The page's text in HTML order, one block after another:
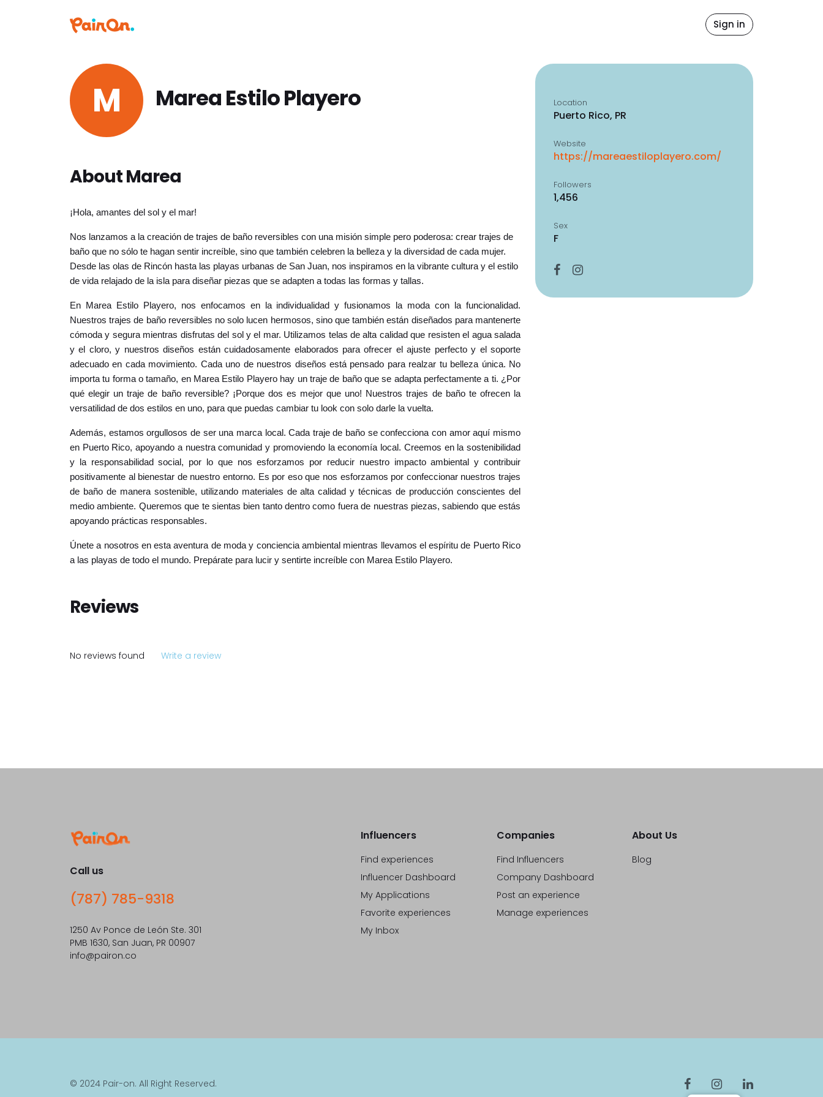
Sign in
M Marea Estilo Playero
About Marea
¡Hola, amantes del sol y el mar!
Nos lanzamos a la creación de trajes de baño reversibles con una misión simple pero poderosa: crear trajes de
baño que no sólo te hagan sentir increíble, sino que también celebren la belleza y la diversidad de cada mujer.
Desde las olas de Rincón hasta las playas urbanas de San Juan, nos inspiramos en la vibrante cultura y el estilo
de vida relajado de la isla para diseñar piezas que se adapten a todas las formas y tallas.
En Marea Estilo Playero, nos enfocamos en la individualidad y fusionamos la moda con la funcionalidad.
Nuestros trajes de baño reversibles no solo lucen hermosos, sino que también están diseñados para mantenerte
cómoda y segura mientras disfrutas del sol y el mar. Utilizamos telas de alta calidad que resisten el agua salada
y el cloro, y nuestros diseños están cuidadosamente elaborados para ofrecer el ajuste perfecto y el soporte
adecuado en cada movimiento. Cada uno de nuestros diseños está pensado para realzar tu belleza única. No
importa tu forma o tamaño, en Marea Estilo Playero hay un traje de baño que se adapta perfectamente a ti. ¿Por
qué elegir un traje de baño reversible? ¡Porque dos es mejor que uno! Nuestros trajes de baño te ofrecen la
versatilidad de dos estilos en uno, para que puedas cambiar tu look con solo darle la vuelta.
Además, estamos orgullosos de ser una marca local. Cada traje de baño se confecciona con amor aquí mismo
en Puerto Rico, apoyando a nuestra comunidad y promoviendo la economía local. Creemos en la sostenibilidad
y la responsabilidad social, por lo que nos esforzamos por reducir nuestro impacto ambiental y contribuir
positivamente al bienestar de nuestro entorno. Es por eso que nos esforzamos por confeccionar nuestros trajes
de baño de manera sostenible, utilizando materiales de alta calidad y técnicas de producción conscientes del
medio ambiente. Queremos que te sientas bien tanto dentro como fuera de nuestras piezas, sabiendo que estás
apoyando prácticas responsables.
Únete a nosotros en esta aventura de moda y conciencia ambiental mientras llevamos el espíritu de Puerto Rico
a las playas de todo el mundo. Prepárate para lucir y sentirte increíble con Marea Estilo Playero.
Reviews
No reviews found Write a review
Location
Puerto Rico, PR
Website
https://mareaestiloplayero.com/
Followers
1,456
Sex
F
Call us
(787) 785-9318
1250 Av Ponce de León Ste. 301
PMB 1630, San Juan, PR 00907
info@pairon.co
Influencers
Find experiences
Influencer Dashboard
My Applications
Favorite experiences
My Inbox
Companies
Find Influencers
Company Dashboard
Post an experience
Manage experiences
About Us
Blog
© 2024 Pair-on. All Right Reserved.